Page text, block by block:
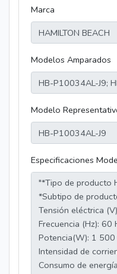
Marca
Modelos Amparados
Modelo
Especificaciones